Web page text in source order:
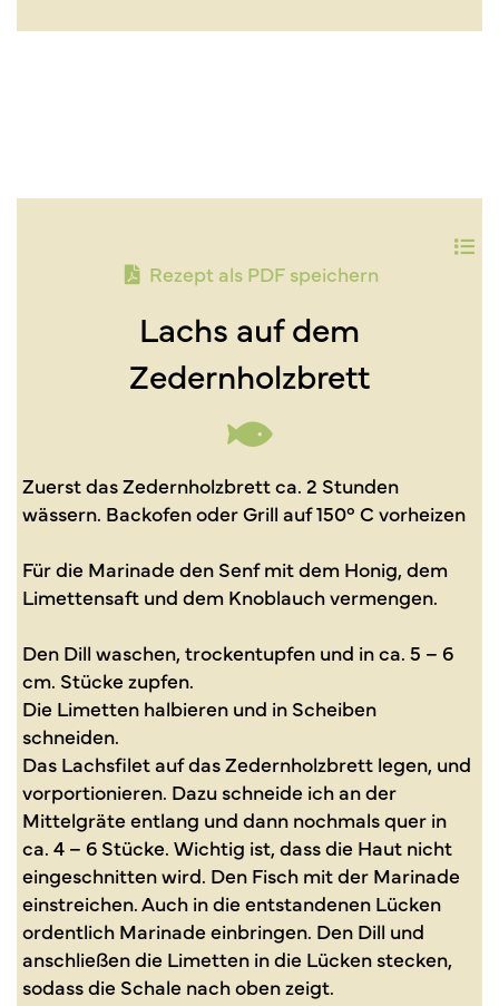
Rezept als PDF speichern
Lachs auf dem
Zedernholzbrett
Zuerst das Zedernholzbrett ca. 2 Stunden
wässern. Backofen oder Grill auf 150° C vorheizen
Für die Marinade den Senf mit dem Honig, dem
Limettensaft und dem Knoblauch vermengen.
Den Dill waschen, trockentupfen und in ca. 5 – 6
cm. Stücke zupfen.
Die Limetten halbieren und in Scheiben
schneiden.
Das Lachsfilet auf das Zedernholzbrett legen, und
vorportionieren. Dazu schneide ich an der
Mittelgräte entlang und dann nochmals quer in
ca. 4 – 6 Stücke. Wichtig ist, dass die Haut nicht
eingeschnitten wird. Den Fisch mit der Marinade
einstreichen. Auch in die entstandenen Lücken
ordentlich Marinade einbringen. Den Dill und
anschließen die Limetten in die Lücken stecken,
sodass die Schale nach oben zeigt.